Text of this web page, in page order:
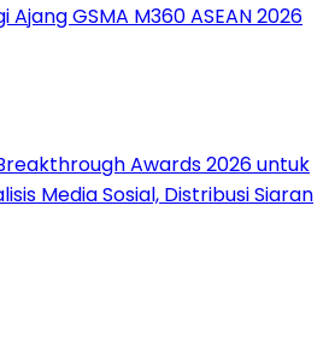
GSMA M360 ASEAN 2026
Awards 2026 untuk
Media Sosial, Distribusi Siaran